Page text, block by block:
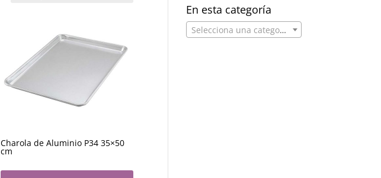
Charola de Aluminio P34 35×50
cm
En esta categoría
Selecciona una categoría